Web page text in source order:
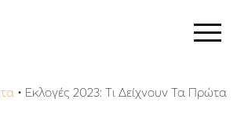
• Εκλογές 2023: Τι Δείχνουν Τα Πρώτα